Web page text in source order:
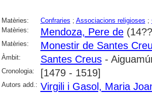
Matèries: Confraries ; Associacions religioses ;
Matèries:
Mendoza, Pere de
Matèries: Monestir de Santes
Àmbit: Santes Creus-
Cronologia: [1479 - 1519]
Autors add.: Virgili i Gasol, Maria